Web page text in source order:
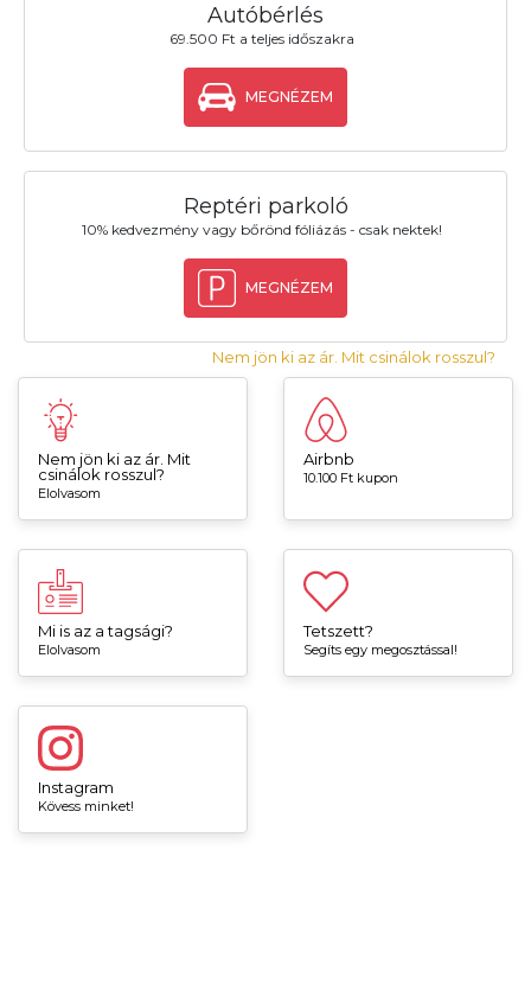
Autóbérlés
69.500 Ft a teljes időszakra
MEGNÉZEM
Reptéri parkoló
10% kedvezmény vagy bőrönd fóliázás - csak nektek!
MEGNÉZEM
Nem jön ki az ár. Mit csinálok rosszul?
Nem jön ki az ár. Mit
csinálok rosszul?
Elolvasom
Airbnb
10.100 Ft kupon
Mi is az a tagsági?
Elolvasom
Tetszett?
Segíts egy megosztással!
Instagram
Kövess minket!